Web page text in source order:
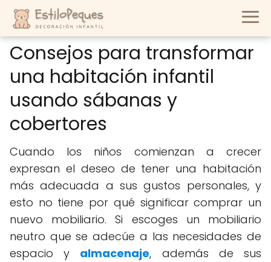
Consejos para transformar
una habitación infantil
usando sábanas y
cobertores
Cuando los niños comienzan a crecer
expresan el deseo de tener una habitación
más adecuada a sus gustos personales, y
esto no tiene por qué significar comprar un
nuevo mobiliario. Si escoges un mobiliario
neutro que se adecúe a las necesidades de
espacio y almacenaje, además de sus